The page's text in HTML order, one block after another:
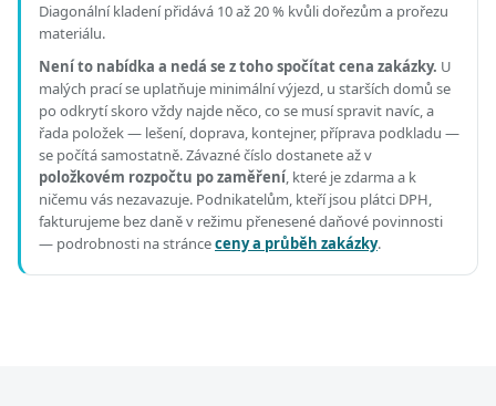
Diagonální kladení přidává 10 až 20 % kvůli dořezům a prořezu
materiálu.
Není to nabídka a nedá se z toho spočítat cena zakázky. U
malých prací se uplatňuje minimální výjezd, u starších domů se
po odkrytí skoro vždy najde něco, co se musí spravit navíc, a
řada položek — lešení, doprava, kontejner, příprava podkladu —
se počítá samostatně. Závazné číslo dostanete až v
položkovém rozpočtu po zaměření, které je zdarma a k
ničemu vás nezavazuje. Podnikatelům, kteří jsou plátci DPH,
fakturujeme bez daně v režimu přenesené daňové povinnosti
— podrobnosti na stránceceny a průběh zakázky.